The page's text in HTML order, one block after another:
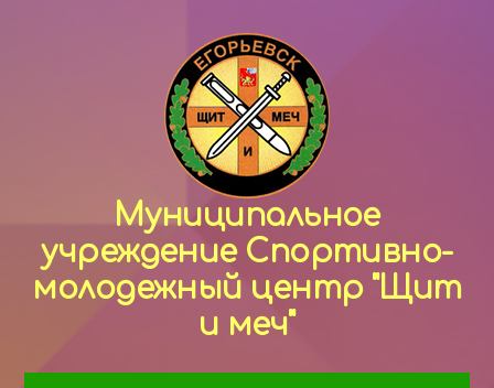
Муниципальное
учреждение Спортивно-
молодежный центр "Щит
и меч"